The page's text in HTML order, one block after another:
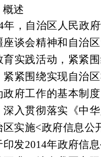
概述
年，自治区人民政
座谈会精神和自治
育实践活动，紧紧
紧紧围绕实现自治
政府工作的基本制
深入贯彻落实《中
区实施<政府信息公
印发2014年政府信